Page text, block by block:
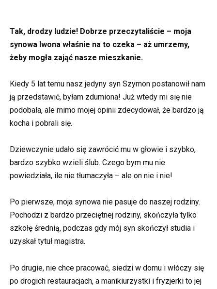
Tak, drodzy ludzie! Dobrze przeczytaliście – moja
synowa Iwona właśnie na to czeka – aż umrzemy,
żeby mogła zająć nasze mieszkanie.
Kiedy 5 lat temu nasz jedyny syn Szymon postanowił nam
ją przedstawić, byłam zdumiona! Już wtedy mi się nie
podobała, ale mimo mojej opinii zdecydował, że bardzo ją
kocha i pobrali się.
Dziewczynie udało się zawrócić mu w głowie i szybko,
bardzo szybko wzieli ślub. Czego bym mu nie
powiedziała, ile nie tłumaczyła – ale on nie i nie!
Po pierwsze, moja synowa nie pasuje do naszej rodziny.
Pochodzi z bardzo przeciętnej rodziny, skończyła tylko
szkołę średnią, podczas gdy mój syn skończył studia i
uzyskał tytuł magistra.
Po drugie, nie chce pracować, siedzi w domu i włóczy się
po drogich restauracjach, a manikiurzystki i fryzjerki to jej